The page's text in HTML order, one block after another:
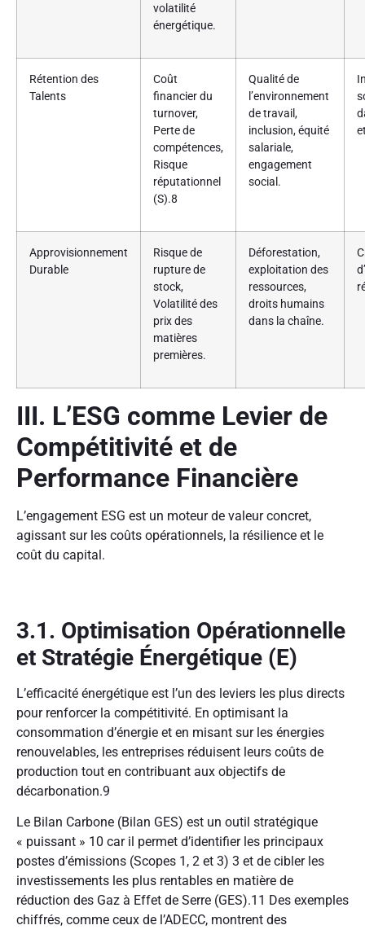
volatilité
énergétique.
Rétention des
Talents
Coût
financier du
turnover,
Perte de
compétences,
Risque
réputationnel
(S).8
Qualité de
l’environnement
de travail,
inclusion, équité
salariale,
engagement
social.
Approvisionnement
Durable
Risque de
rupture de
stock,
Volatilité des
prix des
matières
premières.
Déforestation,
exploitation des
ressources,
droits humains
dans la chaîne.
III. L’ESG comme Levier de
Compétitivité et de
Performance Financière
L’engagement ESG est un moteur de valeur concret,
agissant sur les coûts opérationnels, la résilience et le
coût du capital.
3.1. Optimisation Opérationnelle
et Stratégie Énergétique (E)
L’efficacité énergétique est l’un des leviers les plus directs
pour renforcer la compétitivité. En optimisant la
consommation d’énergie et en misant sur les énergies
renouvelables, les entreprises réduisent leurs coûts de
production tout en contribuant aux objectifs de
décarbonation.9
Le Bilan Carbone (Bilan GES) est un outil stratégique
« puissant » 10 car il permet d’identifier les principaux
postes d’émissions (Scopes 1, 2 et 3) 3 et de cibler les
investissements les plus rentables en matière de
réduction des Gaz à Effet de Serre (GES).11 Des exemples
chiffrés, comme ceux de l’ADECC, montrent des